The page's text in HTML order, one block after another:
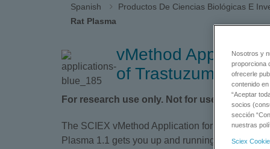
Spanish Productos De Ciencias Biológicas E
Rat Plasma
vMethod
of Trastuzumab in
For research use only. Not for use in
The SCIEX vMethod Application for Quantitation
Plasma 1.1 gets you up and running quickly with
Nosotros y
proporciona
ofrecerle
contenido
“Aceptar
socios
sección
nuestras
Sciex